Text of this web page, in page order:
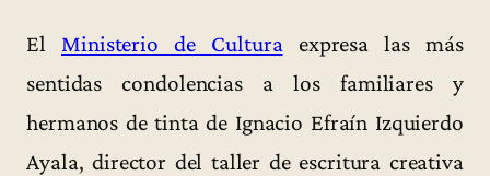
ElMinisterio de Culturaexpresa las más
sentidas condolencias a los familiares y
hermanos de tinta de Ignacio Efraín Izquierdo
Ayala, director del taller de escritura creativa